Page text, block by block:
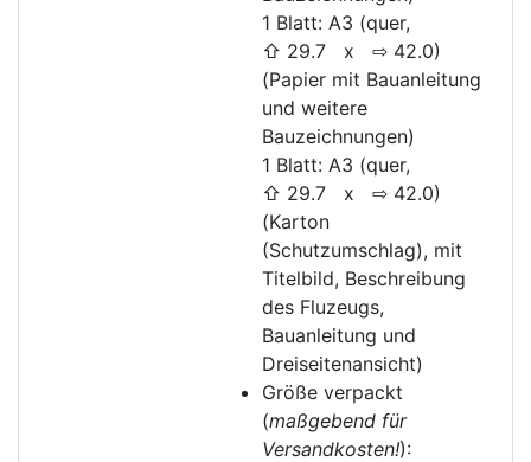
1 Blatt: A3 (quer,
⇧ 29.7 x ⇨ 42.0)
(Papier mit Bauanleitung
und weitere
Bauzeichnungen)
1 Blatt: A3 (quer,
⇧ 29.7 x ⇨ 42.0)
(Karton
(Schutzumschlag), mit
Titelbild, Beschreibung
des Fluzeugs,
Bauanleitung und
Dreiseitenansicht)
Größe verpackt
(maßgebend für
Versandkosten!):